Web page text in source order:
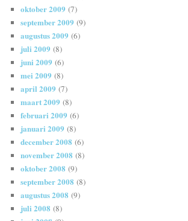
oktober 2009 (7)
september 2009 (9)
augustus 2009 (6)
juli 2009 (8)
juni 2009 (6)
mei 2009 (8)
april 2009 (7)
maart 2009 (8)
februari 2009 (6)
januari 2009 (8)
december 2008 (6)
november 2008 (8)
oktober 2008 (9)
september 2008 (8)
augustus 2008 (9)
juli 2008 (8)